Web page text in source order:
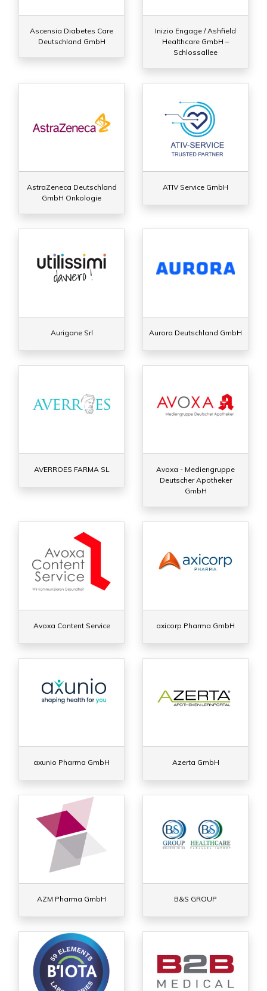
Ascensia Diabetes Care
Deutschland GmbH
Inizio Engage / Ashfield
Healthcare GmbH –
Schlossallee
AstraZeneca Deutschland
GmbH Onkologie
ATIV Service GmbH
Aurigane Srl Aurora Deutschland GmbH
AVERROES FARMA SL
Avoxa - Mediengruppe
Deutscher Apotheker
GmbH
Avoxa Content Service axicorp Pharma GmbH
axunio Pharma GmbH Azerta GmbH
AZM Pharma GmbH B&S GROUP